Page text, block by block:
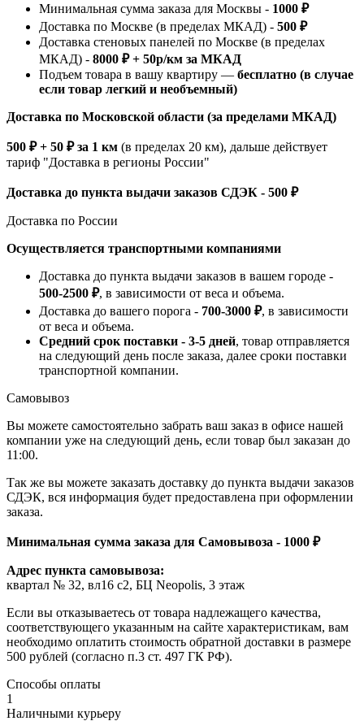
Минимальная сумма заказа для Москвы - 1000 ₽
Доставка по Москве (в пределах МКАД) - 500 ₽
Доставка стеновых панелей по Москве (в пределах
МКАД) - 8000 ₽ + 50р/км за МКАД
Подъем товара в вашу квартиру — бесплатно (в случае
если товар легкий и необъемный)
Доставка по Московской области (за пределами МКАД)
500 ₽ + 50 ₽ за 1 км (в пределах 20 км), дальше действует
тариф "Доставка в регионы России"
Доставка до пункта выдачи заказов СДЭК - 500 ₽
Доставка по России
Осуществляется транспортными компаниями
Доставка до пункта выдачи заказов в вашем городе -
500-2500 ₽, в зависимости от веса и объема.
Доставка до вашего порога - 700-3000 ₽, в зависимости
от веса и объема.
Средний срок поставки - 3-5 дней, товар отправляется
на следующий день после заказа, далее сроки поставки
транспортной компании.
Самовывоз
Вы можете самостоятельно забрать ваш заказ в офисе нашей
компании уже на следующий день, если товар был заказан до
11:00.
Так же вы можете заказать доставку до пункта выдачи заказов
СДЭК, вся информация будет предоставлена при оформлении
заказа.
Минимальная сумма заказа для Самовывоза - 1000 ₽
Адрес пункта самовывоза:
квартал № 32, вл16 с2, БЦ Neopolis, 3 этаж
Если вы отказываетесь от товара надлежащего качества,
соответствующего указанным на сайте характеристикам, вам
необходимо оплатить стоимость обратной доставки в размере
500 рублей (согласно п.3 ст. 497 ГК РФ).
Способы оплаты
1
Наличными курьеру